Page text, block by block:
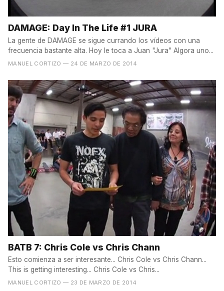
DAMAGE: Day In The Life #1 JURA
La gente de DAMAGE se sigue currando los vídeos con una
frecuencia bastante alta. Hoy le toca a Juan "Jura" Algora uno...
MANUEL CORTIZO — 24 DE MARZO DE 2014
BATB 7: Chris Cole vs Chris Chann
Esto comienza a ser interesante... Chris Cole vs Chris Chann...
This is getting interesting... Chris Cole vs Chris...
MANUEL CORTIZO — 23 DE MARZO DE 2014